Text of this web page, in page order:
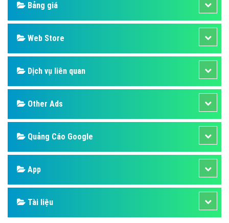
Bảng giá
Web Store
Dịch vụ liên quan
Other Ads
Quảng Cáo Google
App
Tài liệu